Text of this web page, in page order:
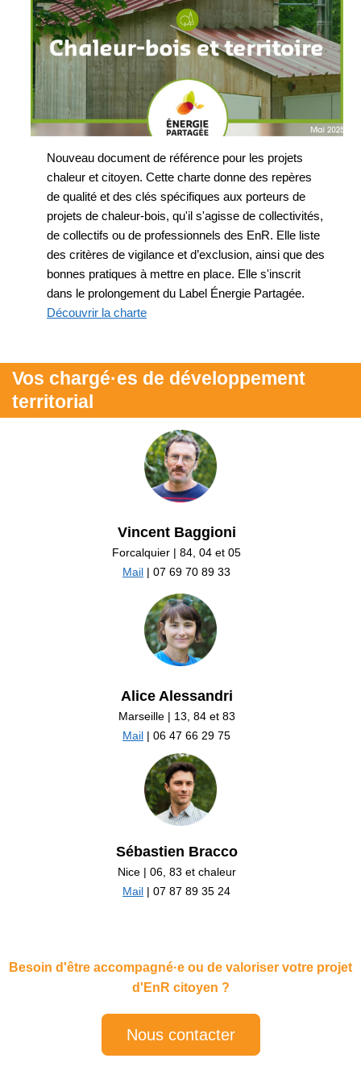
Nouveau document de référence pour les projets
chaleur et citoyen. Cette charte donne des repères
de qualité et des clés spécifiques aux porteurs de
projets de chaleur-bois, qu'il s'agisse de collectivités,
de collectifs ou de professionnels des EnR. Elle liste
des critères de vigilance et d’exclusion, ainsi que des
bonnes pratiques à mettre en place. Elle s'inscrit
dans le prolongement du Label Énergie Partagée.
Découvrir la charte
Vos chargé·es de développement
territorial
Vincent Baggioni
Forcalquier | 84, 04 et 05
Mail | 07 69 70 89 33
Alice Alessandri
Marseille | 13, 84 et 83
Mail | 06 47 66 29 75
Sébastien Bracco
Nice | 06, 83 et chaleur
Mail | 07 87 89 35 24
Besoin d'être accompagné·e ou de valoriser votre projet
d'EnR citoyen ?
Nous contacter